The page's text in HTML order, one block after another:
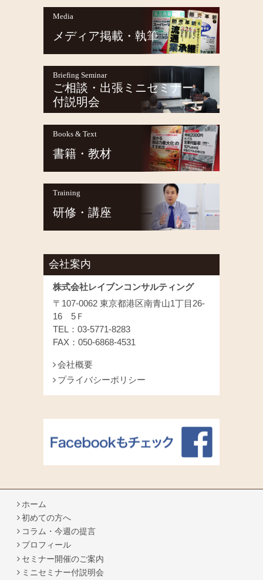
Media
メディア掲載・執筆
Briefing Seminar
ご相談・出張ミニセミナー
付説明会
Books & Text
書籍・教材
Training
研修・講座
会社案内
株式会社レイブンコンサルティング
〒107-0062 東京都港区南青山1丁目26-
16 5Ｆ
TEL：03-5771-8283
FAX：050-6868-4531
会社概要
プライバシーポリシー
ホーム
初めての方へ
コラム・今週の提言
プロフィール
セミナー開催のご案内
ミニセミナー付説明会